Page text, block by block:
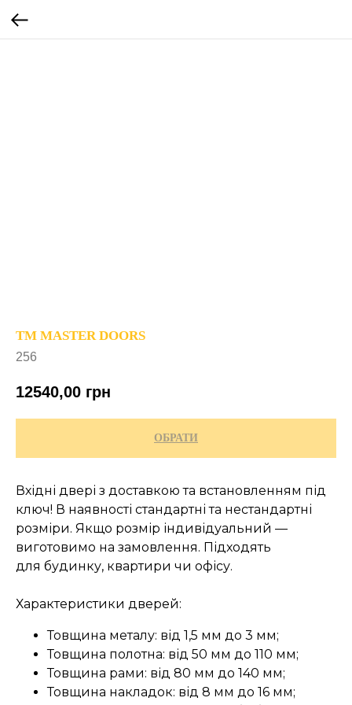
TM MASTER DOORS
256
12540,00 грн
ОБРАТИ
Вхідні двері з доставкою та встановленням під
ключ! В наявності стандартні та нестандартні
розміри. Якщо розмір індивідуальний —
виготовимо на замовлення. Підходять
для будинку, квартири чи офісу.
Характеристики дверей:
Товщина металу: від 1,5 мм до 3 мм;
Товщина полотна: від 50 мм до 110 мм;
Товщина рами: від 80 мм до 140 мм;
Товщина накладок: від 8 мм до 16 мм;